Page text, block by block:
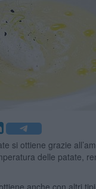
si ottiene grazie
delle patate,
anche con altri